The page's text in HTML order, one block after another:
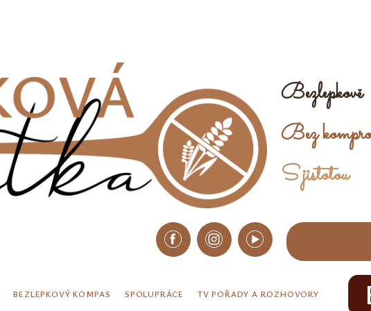
Bezlepkově
Bez
S jistotou
BEZLEPKOVÝ KOMPAS SPOLUPRÁCE TV POŘADY A ROZHOVORY